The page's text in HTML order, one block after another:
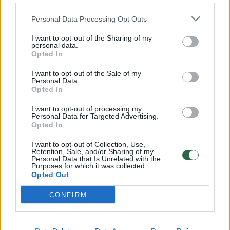
Personal Data Processing Opt Outs
I want to opt-out of the Sharing of my
personal data.
Opted In
I want to opt-out of the Sale of my
Personal Data.
Opted In
I want to opt-out of processing my
Personal Data for Targeted Advertising.
Opted In
I want to opt-out of Collection, Use,
Retention, Sale, and/or Sharing of my
Personal Data that Is Unrelated with the
Purposes for which it was collected.
Opted Out
CONFIRM
32 laipsnių šilumos
Žinios | Orai
Nufilmavo, kaip patvino Vilniaus Vakarinis aplinkkelis:
Žinios | Lietuvos diena
00:00:55
Avarija Vilniuje: į stotelę įsirėžęs automobilis sužalojo
dvi moteris
Žinios | Lietuvos diena